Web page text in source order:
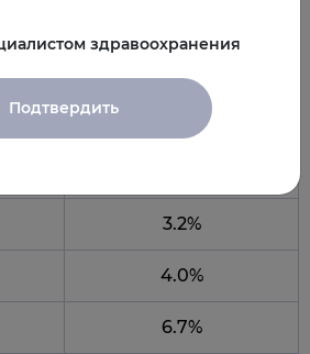
3.2%
4.0%
6.7%
здравоохранения
Подтвердить